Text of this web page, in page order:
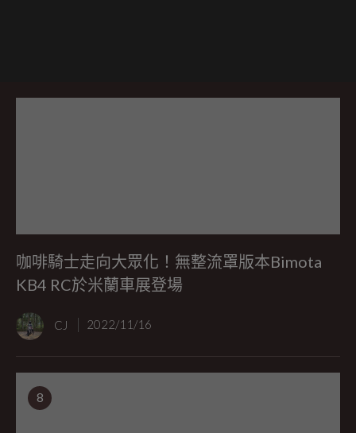
咖啡騎士走向大眾化！無整流罩版本Bimota
KB4 RC於米蘭車展登場
CJ 2022/11/16
8